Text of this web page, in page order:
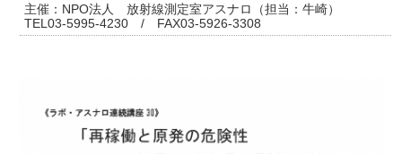
主催：NPO法人 放射線測定室アスナロ（担当：牛崎）
TEL03-5995-4230 / FAX03-5926-3308